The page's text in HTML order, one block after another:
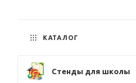
КАТАЛОГ
Стенды для школы